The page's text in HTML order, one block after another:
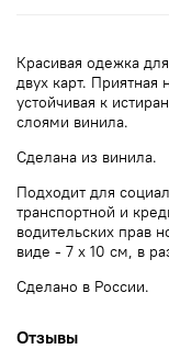
Красивая одежка
двух карт. Приятная
устойчивая к
слоями винила.
Сделана из винила.
Подходит для
транспортной и
водительских прав
виде - 7 х 10 см, в
Сделано в России.
Отзывы